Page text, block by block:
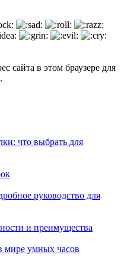
сайта в этом браузере для
что выбрать для
руководство для
и преимущества
мире умных часов